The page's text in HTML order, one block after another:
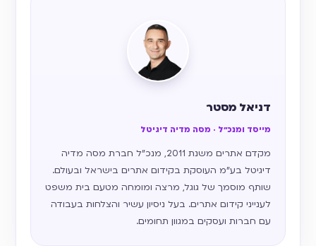
דניאל מסטר
מייסד ומנכ״ל · מסה מדיה דיגיטל
מקדם אתרים משנת 2011, מנכ״ל חברת מסה מדיה
דיגיטל בע״מ העוסקת בקידום אתרים בישראל ובעולם.
שותף מוסמך של גוגל, מרצה ומומחה מטעם בית משפט
לענייני קידום אתרים. בעל ניסיון עשיר והצלחות בעבודה
עם חברות ועסקים במגוון תחומים.